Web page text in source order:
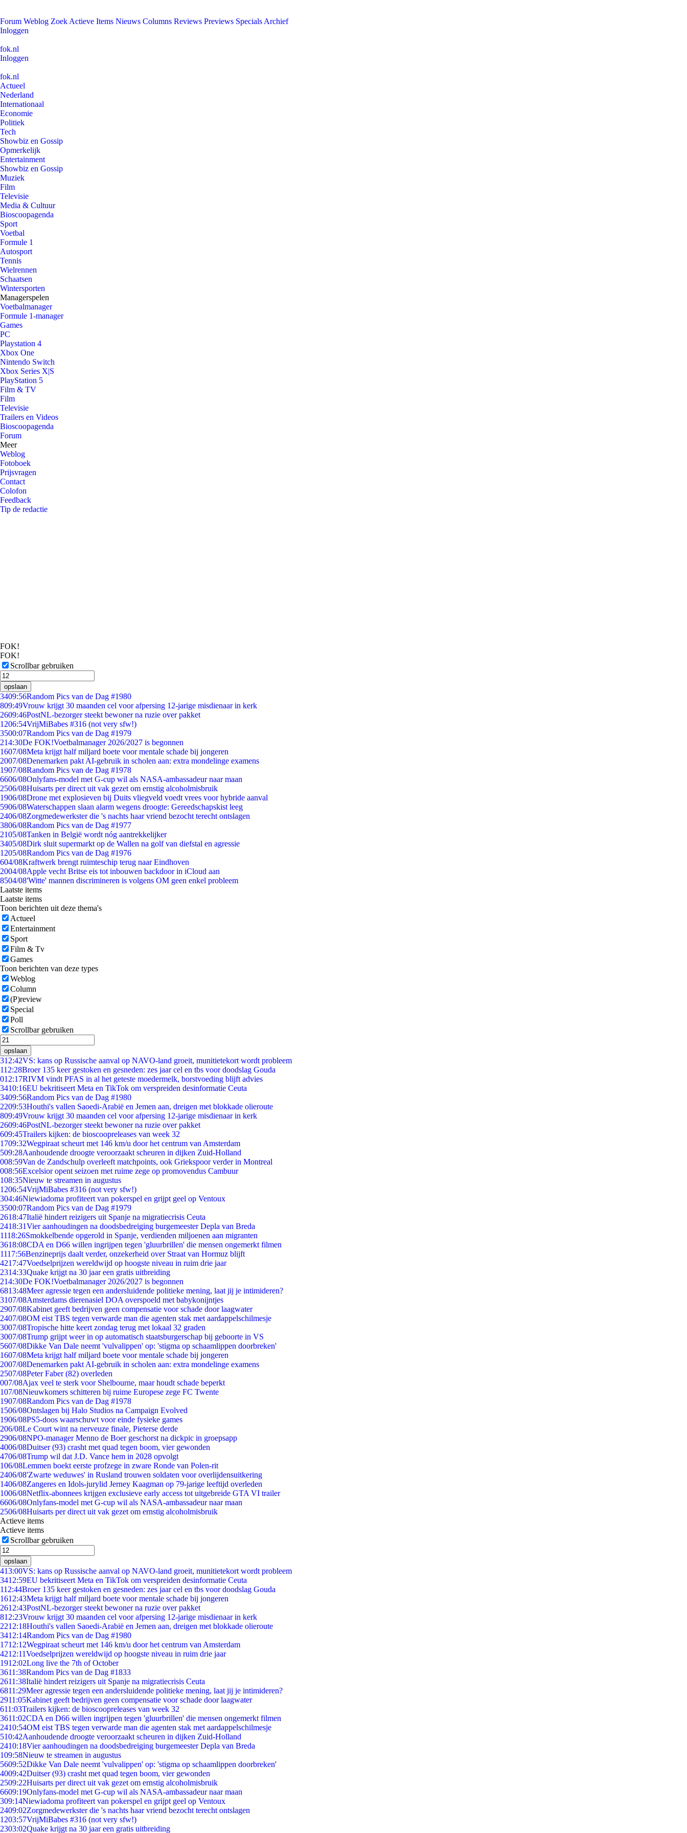
Forum Weblog Zoek Actieve Items Nieuws Columns Reviews Previews Specials Archief
Inloggen
fok.nl
Inloggen
fok.nl
Actueel
Nederland
Internationaal
Economie
Politiek
Tech
Showbiz en Gossip
Opmerkelijk
Entertainment
Showbiz en Gossip
Muziek
Film
Televisie
Media & Cultuur
Bioscoopagenda
Sport
Voetbal
Formule 1
Autosport
Tennis
Wielrennen
Schaatsen
Wintersporten
Managerspelen
Voetbalmanager
Formule 1-manager
Games
PC
Playstation 4
Xbox One
Nintendo Switch
Xbox Series X|S
PlayStation 5
Film & TV
Film
Televisie
Trailers en Videos
Bioscoopagenda
Forum
Meer
Weblog
Fotoboek
Prijsvragen
Contact
Colofon
Feedback
Tip de redactie
FOK!
FOK!
Scrollbar gebruiken
opslaan
3409:56Random Pics van de Dag #1980
809:49Vrouw krijgt 30 maanden cel voor afpersing 12-jarige misdienaar in kerk
2609:46PostNL-bezorger steekt bewoner na ruzie over pakket
1206:54VrijMiBabes #316 (not very sfw!)
3500:07Random Pics van de Dag #1979
214:30De FOK!Voetbalmanager 2026/2027 is begonnen
1607/08Meta krijgt half miljard boete voor mentale schade bij jongeren
2007/08Denemarken pakt AI-gebruik in scholen aan: extra mondelinge examens
1907/08Random Pics van de Dag #1978
6606/08Onlyfans-model met G-cup wil als NASA-ambassadeur naar maan
2506/08Huisarts per direct uit vak gezet om ernstig alcoholmisbruik
1906/08Drone met explosieven bij Duits vliegveld voedt vrees voor hybride aanval
5906/08Waterschappen slaan alarm wegens droogte: Gereedschapskist leeg
2406/08Zorgmedewerkster die 's nachts haar vriend bezocht terecht ontslagen
3806/08Random Pics van de Dag #1977
2105/08Tanken in België wordt nóg aantrekkelijker
3405/08Dirk sluit supermarkt op de Wallen na golf van diefstal en agressie
1205/08Random Pics van de Dag #1976
604/08Kraftwerk brengt ruimteschip terug naar Eindhoven
2004/08Apple vecht Britse eis tot inbouwen backdoor in iCloud aan
8504/08'Witte' mannen discrimineren is volgens OM geen enkel probleem
Laatste items
Laatste items
Toon berichten uit deze thema's
Actueel
Entertainment
Sport
Film & Tv
Games
Toon berichten van deze types
Weblog
Column
(P)review
Special
Poll
Scrollbar gebruiken
opslaan
312:42VS: kans op Russische aanval op NAVO-land groeit, munitietekort wordt probleem
112:28Broer 135 keer gestoken en gesneden: zes jaar cel en tbs voor doodslag Gouda
012:17RIVM vindt PFAS in al het geteste moedermelk, borstvoeding blijft advies
3410:16EU bekritiseert Meta en TikTok om verspreiden desinformatie Ceuta
3409:56Random Pics van de Dag #1980
2209:53Houthi's vallen Saoedi-Arabië en Jemen aan, dreigen met blokkade olieroute
809:49Vrouw krijgt 30 maanden cel voor afpersing 12-jarige misdienaar in kerk
2609:46PostNL-bezorger steekt bewoner na ruzie over pakket
609:45Trailers kijken: de bioscoopreleases van week 32
1709:32Wegpiraat scheurt met 146 km/u door het centrum van Amsterdam
509:28Aanhoudende droogte veroorzaakt scheuren in dijken Zuid-Holland
008:59Van de Zandschulp overleeft matchpoints, ook Griekspoor verder in Montreal
008:56Excelsior opent seizoen met ruime zege op promovendus Cambuur
108:35Nieuw te streamen in augustus
1206:54VrijMiBabes #316 (not very sfw!)
304:46Niewiadoma profiteert van pokerspel en grijpt geel op Ventoux
3500:07Random Pics van de Dag #1979
2618:47Italië hindert reizigers uit Spanje na migratiecrisis Ceuta
2418:31Vier aanhoudingen na doodsbedreiging burgemeester Depla van Breda
1118:26Smokkelbende opgerold in Spanje, verdienden miljoenen aan migranten
3618:08CDA en D66 willen ingrijpen tegen 'gluurbrillen' die mensen ongemerkt filmen
1117:56Benzineprijs daalt verder, onzekerheid over Straat van Hormuz blijft
4217:47Voedselprijzen wereldwijd op hoogste niveau in ruim drie jaar
2314:33Quake krijgt na 30 jaar een gratis uitbreiding
214:30De FOK!Voetbalmanager 2026/2027 is begonnen
6813:48Meer agressie tegen een andersluidende politieke mening, laat jij je intimideren?
3107/08Amsterdams dierenasiel DOA overspoeld met babykonijntjes
2907/08Kabinet geeft bedrijven geen compensatie voor schade door laagwater
2407/08OM eist TBS tegen verwarde man die agenten stak met aardappelschilmesje
3007/08Tropische hitte keert zondag terug met lokaal 32 graden
3007/08Trump grijpt weer in op automatisch staatsburgerschap bij geboorte in VS
5607/08Dikke Van Dale neemt 'vulvalippen' op: 'stigma op schaamlippen doorbreken'
1607/08Meta krijgt half miljard boete voor mentale schade bij jongeren
2007/08Denemarken pakt AI-gebruik in scholen aan: extra mondelinge examens
2507/08Peter Faber (82) overleden
007/08Ajax veel te sterk voor Shelbourne, maar houdt schade beperkt
107/08Nieuwkomers schitteren bij ruime Europese zege FC Twente
1907/08Random Pics van de Dag #1978
1506/08Ontslagen bij Halo Studios na Campaign Evolved
1906/08PS5-doos waarschuwt voor einde fysieke games
206/08Le Court wint na nerveuze finale, Pieterse derde
2906/08NPO-manager Menno de Boer geschorst na dickpic in groepsapp
4006/08Duitser (93) crasht met quad tegen boom, vier gewonden
4706/08Trump wil dat J.D. Vance hem in 2028 opvolgt
106/08Lemmen boekt eerste profzege in zware Ronde van Polen-rit
2406/08'Zwarte weduwes' in Rusland trouwen soldaten voor overlijdensuitkering
1406/08Zangeres en Idols-jurylid Jerney Kaagman op 79-jarige leeftijd overleden
1006/08Netflix-abonnees krijgen exclusieve early access tot uitgebreide GTA VI trailer
6606/08Onlyfans-model met G-cup wil als NASA-ambassadeur naar maan
2506/08Huisarts per direct uit vak gezet om ernstig alcoholmisbruik
Actieve items
Actieve items
Scrollbar gebruiken
opslaan
413:00VS: kans op Russische aanval op NAVO-land groeit, munitietekort wordt probleem
3412:59EU bekritiseert Meta en TikTok om verspreiden desinformatie Ceuta
112:44Broer 135 keer gestoken en gesneden: zes jaar cel en tbs voor doodslag Gouda
1612:43Meta krijgt half miljard boete voor mentale schade bij jongeren
2612:43PostNL-bezorger steekt bewoner na ruzie over pakket
812:23Vrouw krijgt 30 maanden cel voor afpersing 12-jarige misdienaar in kerk
2212:18Houthi's vallen Saoedi-Arabië en Jemen aan, dreigen met blokkade olieroute
3412:14Random Pics van de Dag #1980
1712:12Wegpiraat scheurt met 146 km/u door het centrum van Amsterdam
4212:11Voedselprijzen wereldwijd op hoogste niveau in ruim drie jaar
1912:02Long live the 7th of October
3611:38Random Pics van de Dag #1833
2611:38Italië hindert reizigers uit Spanje na migratiecrisis Ceuta
6811:29Meer agressie tegen een andersluidende politieke mening, laat jij je intimideren?
2911:05Kabinet geeft bedrijven geen compensatie voor schade door laagwater
611:03Trailers kijken: de bioscoopreleases van week 32
3611:02CDA en D66 willen ingrijpen tegen 'gluurbrillen' die mensen ongemerkt filmen
2410:54OM eist TBS tegen verwarde man die agenten stak met aardappelschilmesje
510:42Aanhoudende droogte veroorzaakt scheuren in dijken Zuid-Holland
2410:18Vier aanhoudingen na doodsbedreiging burgemeester Depla van Breda
109:58Nieuw te streamen in augustus
5609:52Dikke Van Dale neemt 'vulvalippen' op: 'stigma op schaamlippen doorbreken'
4009:42Duitser (93) crasht met quad tegen boom, vier gewonden
2509:22Huisarts per direct uit vak gezet om ernstig alcoholmisbruik
6609:19Onlyfans-model met G-cup wil als NASA-ambassadeur naar maan
309:14Niewiadoma profiteert van pokerspel en grijpt geel op Ventoux
2409:02Zorgmedewerkster die 's nachts haar vriend bezocht terecht ontslagen
1203:57VrijMiBabes #316 (not very sfw!)
2303:02Quake krijgt na 30 jaar een gratis uitbreiding